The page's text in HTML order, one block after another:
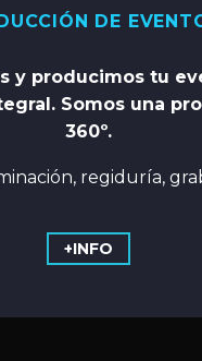
DE
y producimos tu
Somos una
360º.
regiduría,
+INFO